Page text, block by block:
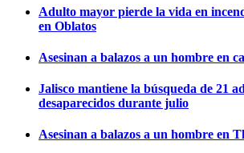
Adulto mayor pierde la vida en
en Oblatos
Asesinan a balazos a un hombre en
Jalisco mantiene la búsqueda de 21
desaparecidos durante julio
Asesinan a balazos a un hombre en